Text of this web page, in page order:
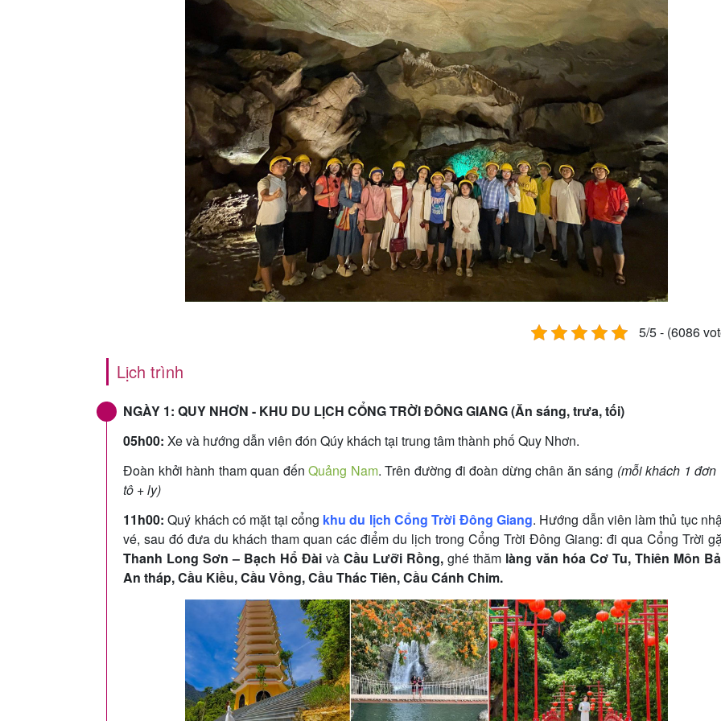
5/5 - (6086
Lịch trình
NGÀY 1: QUY NHƠN - KHU DU LỊCH CỔNG TRỜI ĐÔNG GIANG (Ăn sáng, trưa, tối)
05h00: Xe và hướng dẫn viên đón Qúy khách tại trung tâm thành phố Quy Nhơn.
Đoàn khởi hành tham quan đếnQuảng Nam. Trên đường đi đoàn dừng chân ăn sáng (mỗi khách 1 đơn
tô + ly)
11h00: Quý khách có mặt tại cổng khu du lịch Cổng Trời Đông Giang. Hướng dẫn viên làm thủ tục
vé, sau đó đưa du khách tham quan các điểm du lịch trong Cổng Trời Đông Giang: đi qua Cổng Trời
Thanh Long Sơn – Bạch Hổ Đài và Cầu Lưỡi Rồng, ghé thăm làng văn hóa Cơ Tu, Thiên Môn
An tháp, Cầu Kiều, Cầu Vồng, Cầu Thác Tiên, Cầu Cánh Chim.